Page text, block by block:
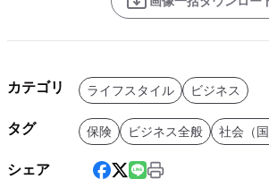
カテゴリ ライフスタイル ビジネス
タグ 保険 ビジネス全般 社会（国
シェア